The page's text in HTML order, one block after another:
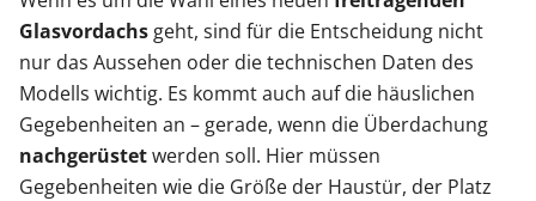
Glasvordachs geht, sind für die Entscheidung nicht
nur das Aussehen oder die technischen Daten des
Modells wichtig. Es kommt auch auf die häuslichen
Gegebenheiten an – gerade, wenn die Überdachung
nachgerüstetwerden soll. Hier müssen
Gegebenheiten wie die Größe der Haustür, der Platz